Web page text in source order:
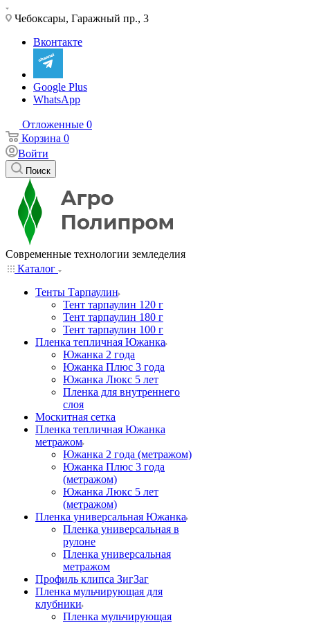
Чебоксары, Гаражный пр., 3
Вконтакте
Google Plus
WhatsApp
Отложенные 0
Корзина 0
Войти
Поиск
Современные технологии земледелия
Каталог
Тенты Тарпаулин
Тент тарпаулин 120 г
Тент тарпаулин 180 г
Тент тарпаулин 100 г
Пленка тепличная Южанка
Южанка 2 года
Южанка Плюс 3 года
Южанка Люкс 5 лет
Пленка для внутреннего
слоя
Москитная сетка
Пленка тепличная Южанка
метражом
Южанка 2 года (метражом)
Южанка Плюс 3 года
(метражом)
Южанка Люкс 5 лет
(метражом)
Пленка универсальная Южанка
Пленка универсальная в
рулоне
Пленка универсальная
метражом
Профиль клипса ЗигЗаг
Пленка мульчирующая для
клубники
Пленка мульчирующая